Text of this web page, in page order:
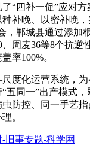
“四补一促”应对
补晚、以密补晚
，郸城县通过添加
周麦36等8个抗逆
率100%。
化运营系统，为
五同一”出产模式
防控、同一手艺指
。
旧事专题-科学网